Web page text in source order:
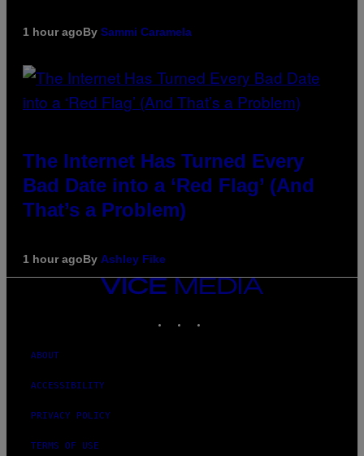
1 hour agoBy Sammi Caramela
The Internet Has Turned Every
Bad Date into a ‘Red Flag’ (And
That’s a Problem)
1 hour agoBy Ashley Fike
VICE
MEDIA
ABOUT
ACCESSIBILITY
PRIVACY POLICY
TERMS OF USE